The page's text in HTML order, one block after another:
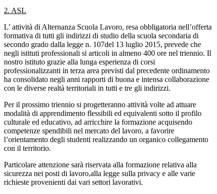
2. ASL
L’ attività di Alternanza Scuola Lavoro, resa obbligatoria nell’offerta
formativa di tutti gli indirizzi di studio della scuola secondaria di
secondo grado dalla legge n. 107del 13 luglio 2015, prevede che
negli istituti professionali si articoli in almeno 400 ore nel triennio. Il
nostro istituto grazie alla lunga esperienza di corsi
professionalizzanti in terza area previsti dal precedente ordinamento
ha consolidato negli anni rapporti di buona e intensa collaborazione
con le diverse realtà territoriali in tutti e tre gli indirizzi.
Per il prossimo triennio si progetteranno attività volte ad attuare
modalità di apprendimento flessibili ed equivalenti sotto il profilo
culturale ed educativo, ad arricchire la formazione acquisendo
competenze spendibili nel mercato del lavoro, a favorire
l’orientamento degli studenti realizzando un organico collegamento
con il territorio.
Particolare attenzione sarà riservata alla formazione relativa alla
sicurezza nei posti di lavoro,alla legge sulla privacy e alle varie
richieste provenienti dai vari settori lavorativi.